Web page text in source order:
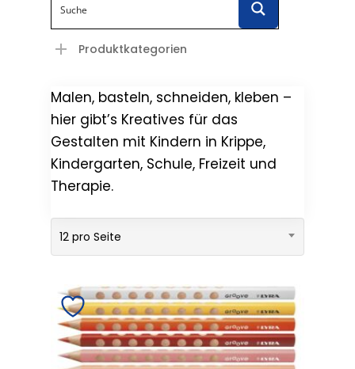
Produktkategorien
Malen, basteln, schneiden, kleben –
hier gibt’s Kreatives für das
Gestalten mit Kindern in Krippe,
Kindergarten, Schule, Freizeit und
Therapie.
12 pro Seite